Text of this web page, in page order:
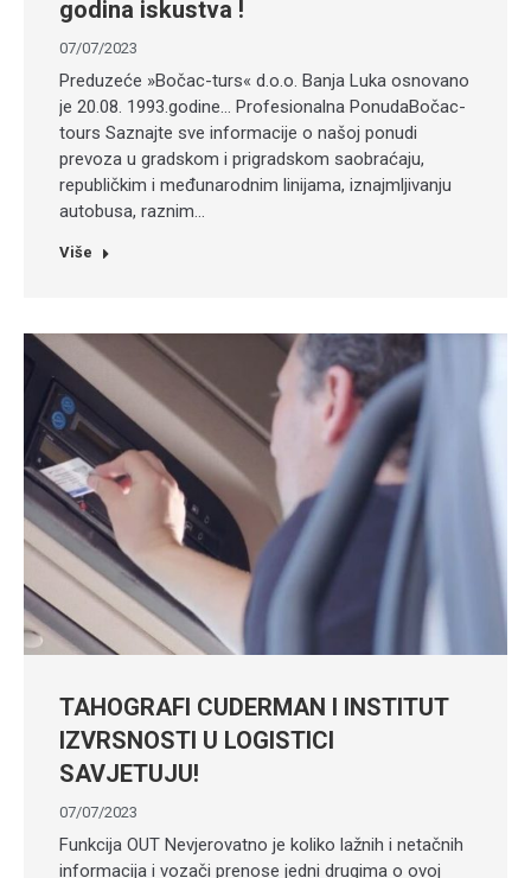
godina iskustva !
07/07/2023
Preduzeće »Bočac-turs« d.o.o. Banja Luka osnovano
je 20.08. 1993.godine… Profesionalna PonudaBočac-
tours Saznajte sve informacije o našoj ponudi
prevoza u gradskom i prigradskom saobraćaju,
republičkim i međunarodnim linijama, iznajmljivanju
autobusa, raznim…
Više
TAHOGRAFI CUDERMAN I INSTITUT
IZVRSNOSTI U LOGISTICI
SAVJETUJU!
07/07/2023
Funkcija OUT Nevjerovatno je koliko lažnih i netačnih
informacija i vozači prenose jedni drugima o ovoj